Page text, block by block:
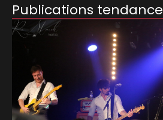
Publications tendance